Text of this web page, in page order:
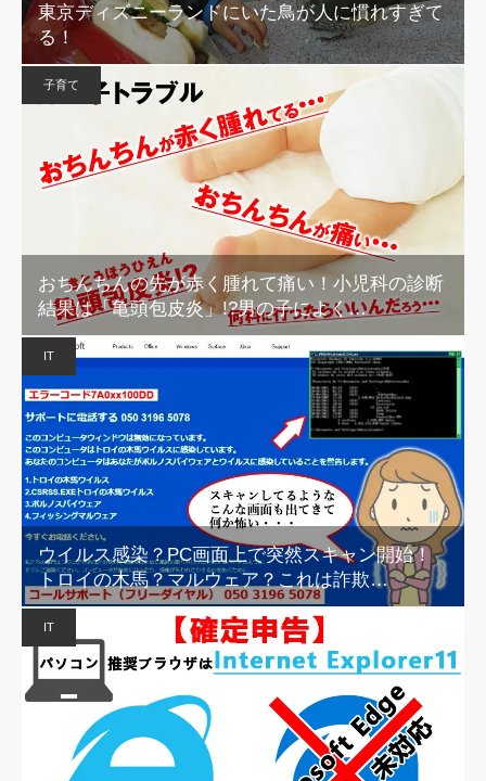
東京ディズニーランドにいた鳥が人に慣れすぎて
る！
子育て
おちんちんの先が赤く腫れて痛い！小児科の診断
結果は「亀頭包皮炎」!?男の子によく…
IT
ウイルス感染？PC画面上で突然スキャン開始！
トロイの木馬？マルウェア？これは詐欺…
IT